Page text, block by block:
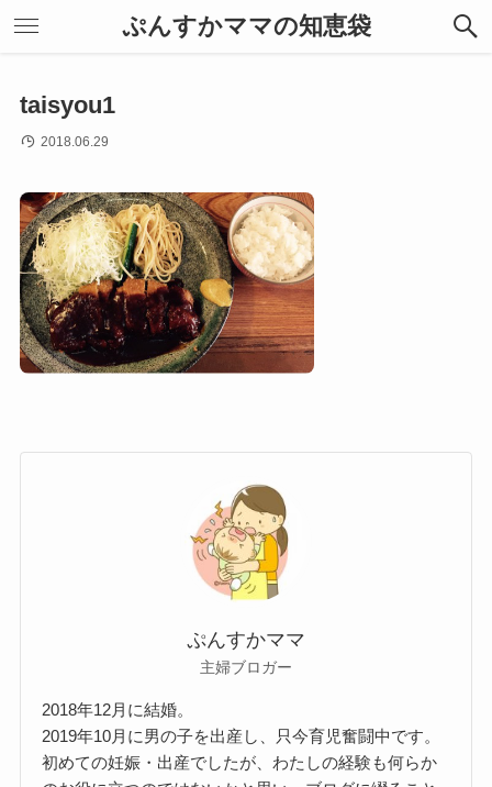
ぷんすかママの知恵袋
taisyou1
2018.06.29
ぷんすかママ
主婦ブロガー
2018年12月に結婚。
2019年10月に男の子を出産し、只今育児奮闘中です。
初めての妊娠・出産でしたが、わたしの経験も何らか